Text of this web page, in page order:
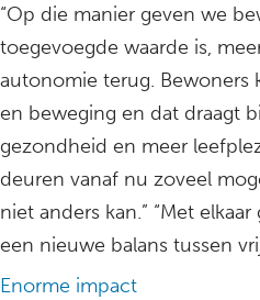
“Op die manier geven we
toegevoegde waarde is,
autonomie terug. Bewoners
en beweging en dat draagt
gezondheid en meer
deuren vanaf nu zoveel
niet anders kan.” “Met
een nieuwe balans tussen
Enorme impact